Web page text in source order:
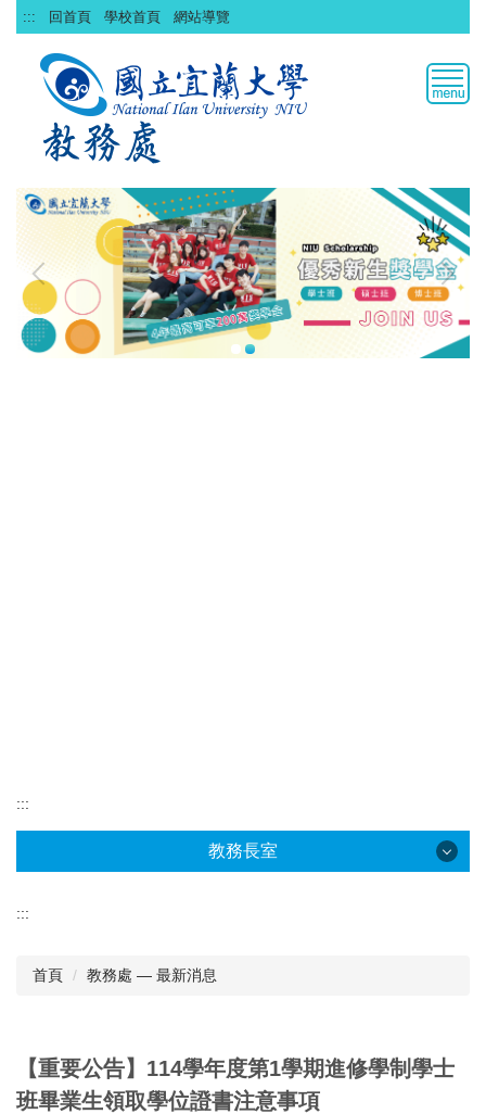
跳
到
::: 回首頁 學校首頁 網站導覽
:::
教務長室
教務長室
表格下載
會議紀錄
:::
首頁 教務處 — 最新消息
【重要公告】114學年度第1學期進修學制學士
班畢業生領取學位證書注意事項